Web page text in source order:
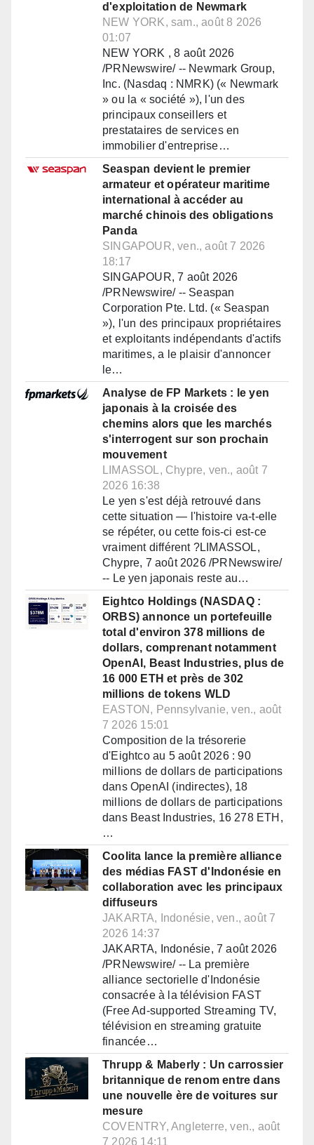
d'exploitation de Newmark
NEW YORK, sam., août 8 2026
01:07
NEW YORK , 8 août 2026
/PRNewswire/ -- Newmark Group,
Inc. (Nasdaq : NMRK) (« Newmark
» ou la « société »), l'un des
principaux conseillers et
prestataires de services en
immobilier d'entreprise…
Seaspan devient le premier
armateur et opérateur maritime
international à accéder au
marché chinois des obligations
Panda
SINGAPOUR, ven., août 7 2026
18:17
SINGAPOUR, 7 août 2026
/PRNewswire/ -- Seaspan
Corporation Pte. Ltd. (« Seaspan
»), l'un des principaux propriétaires
et exploitants indépendants d'actifs
maritimes, a le plaisir d'annoncer
le…
Analyse de FP Markets : le yen
japonais à la croisée des
chemins alors que les marchés
s'interrogent sur son prochain
mouvement
LIMASSOL, Chypre, ven., août 7
2026 16:38
Le yen s'est déjà retrouvé dans
cette situation — l'histoire va-t-elle
se répéter, ou cette fois-ci est-ce
vraiment différent ?LIMASSOL,
Chypre, 7 août 2026 /PRNewswire/
-- Le yen japonais reste au…
Eightco Holdings (NASDAQ :
ORBS) annonce un portefeuille
total d'environ 378 millions de
dollars, comprenant notamment
OpenAI, Beast Industries, plus de
16 000 ETH et près de 302
millions de tokens WLD
EASTON, Pennsylvanie, ven., août
7 2026 15:01
Composition de la trésorerie
d'Eightco au 5 août 2026 : 90
millions de dollars de participations
dans OpenAI (indirectes), 18
millions de dollars de participations
dans Beast Industries, 16 278 ETH,
…
Coolita lance la première alliance
des médias FAST d'Indonésie en
collaboration avec les principaux
diffuseurs
JAKARTA, Indonésie, ven., août 7
2026 14:37
JAKARTA, Indonésie, 7 août 2026
/PRNewswire/ -- La première
alliance sectorielle d'Indonésie
consacrée à la télévision FAST
(Free Ad-supported Streaming TV,
télévision en streaming gratuite
financée…
Thrupp & Maberly : Un carrossier
britannique de renom entre dans
une nouvelle ère de voitures sur
mesure
COVENTRY, Angleterre, ven., août
7 2026 14:11